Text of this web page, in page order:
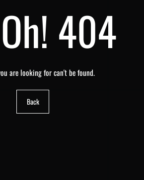
404
are looking for can't be found.
Back